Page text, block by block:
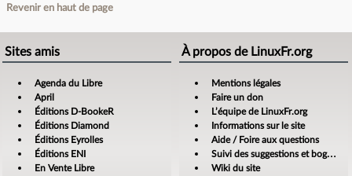
Revenir en haut de page
Sites amis
Agenda du Libre
April
Éditions D-BookeR
Éditions Diamond
Éditions Eyrolles
Éditions ENI
En Vente Libre
À propos de LinuxFr.org
Mentions légales
Faire un don
L’équipe de LinuxFr.org
Informations sur le site
Aide / Foire aux questions
Suivi des suggestions et bogues
Wiki du site